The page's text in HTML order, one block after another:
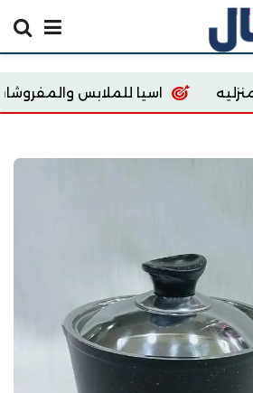
اسيا للملابس والمفروشات